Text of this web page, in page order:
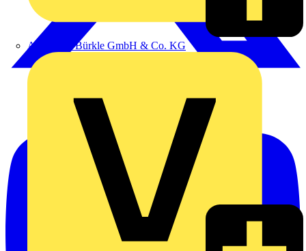
Alexander Bürkle GmbH & Co. KG